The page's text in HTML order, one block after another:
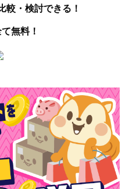
較・検討できる！
無料！